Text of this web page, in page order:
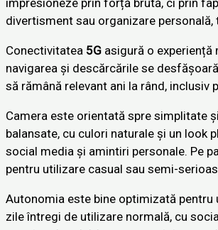
impresioneze prin forță brută, ci prin
divertisment sau organizare
Conectivitatea 5G asigură o experiență
navigarea și descărcările se
să rămână relevant ani la rând,
Camera este orientată spre simplitate
balansate, cu culori naturale și un look
social media și amintiri personale. Pe
pentru utilizare casual sau semi-
Autonomia este bine optimizată
zile întregi de utilizare normală, cu